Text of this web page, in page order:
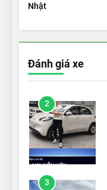
Nhật
Đánh giá xe
2
3